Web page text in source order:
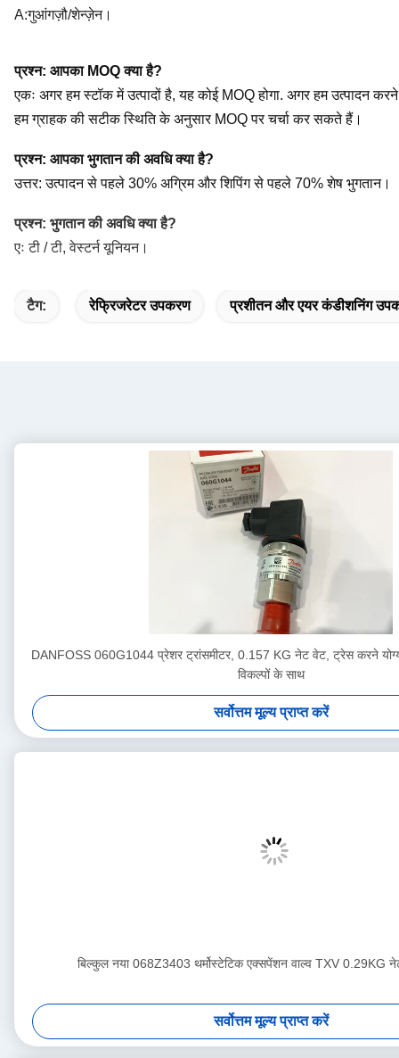
A:गुआंगज़ौ/शेन्ज़ेन।
प्रश्न: आपका MOQ क्या है?
एकः अगर हम स्टॉक में उत्पादों है, यह कोई MOQ होगा. अगर हम उत्पादन
हम ग्राहक की सटीक स्थिति के अनुसार MOQ पर चर्चा कर सकते हैं।
प्रश्न: आपका भुगतान की अवधि क्या है?
उत्तर: उत्पादन से पहले 30% अग्रिम और शिपिंग से पहले 70% शेष भुगतान।
प्रश्न: भुगतान की अवधि क्या है?
एः टी / टी, वेस्टर्न यूनियन।
टैग: रेफ्रिजरेटर उपकरण प्रशीतन और एयर कंडीशनिंग
DANFOSS 060G1044 प्रेशर ट्रांसमीटर, 0.157 KG नेट वेट, ट्रेस करने
विकल्पों के साथ
सर्वोत्तम मूल्य प्राप्त करें
बिल्कुल नया 068Z3403 थर्मोस्टेटिक एक्सपेंशन वाल्व TXV 0.29KG
सर्वोत्तम मूल्य प्राप्त करें